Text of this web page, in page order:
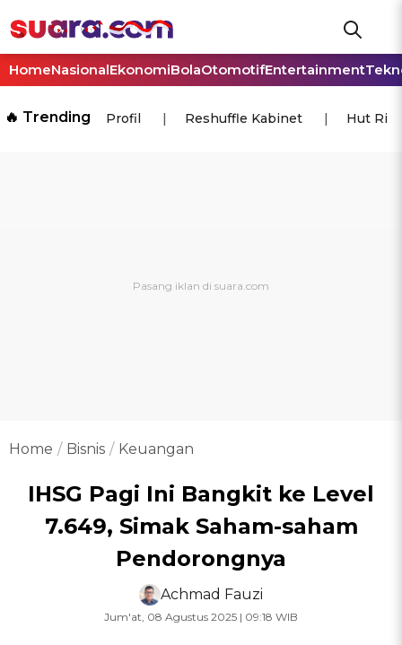
HomeNasionalEkonomiBolaOtomotifEntertainment
🔥 Trending Profil Reshuffle Kabinet Hut Ri
Home Bisnis Keuangan
IHSG Pagi Ini Bangkit ke Level
7.649, Simak Saham-saham
Pendorongnya
Achmad Fauzi
Jum'at, 08 Agustus 2025 | 09:18 WIB